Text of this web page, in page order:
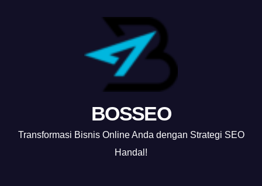
BOSSEO
Transformasi Bisnis Online Anda dengan Strategi SEO
Handal!